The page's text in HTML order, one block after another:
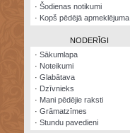
Visatcera
almanahs
· Šodienas notikumi
· Kopš pēdējā apmeklējuma
NODERĪGI
· Sākumlapa
· Noteikumi
· Glabātava
· Dzīvnieks
· Mani pēdējie raksti
· Grāmatzīmes
· Stundu pavedieni